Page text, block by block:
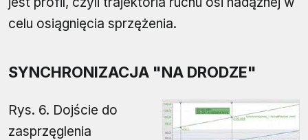
celu osiągnięcia sprzężenia.
SYNCHRONIZACJA "NA DRODZE"
Rys. 6. Dojście do
zasprzęglenia